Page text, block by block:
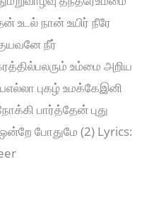
நான் உயிர் நீரே
நீர்
உம்மை அறிய
புகழ் உமக்கேஇனி
பார்த்தேன் புது
போதுமே (2) Lyrics: